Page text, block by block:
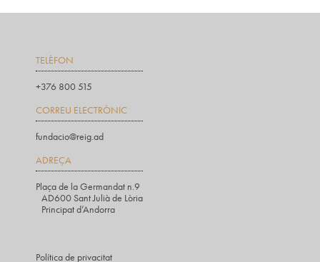
TELÈFON
+376 800 515
CORREU ELECTRÒNIC
fundacio@reig.ad
ADREÇA
Plaça de la Germandat n.9
AD600 Sant Julià de Lòria
Principat d’Andorra
Política de privacitat